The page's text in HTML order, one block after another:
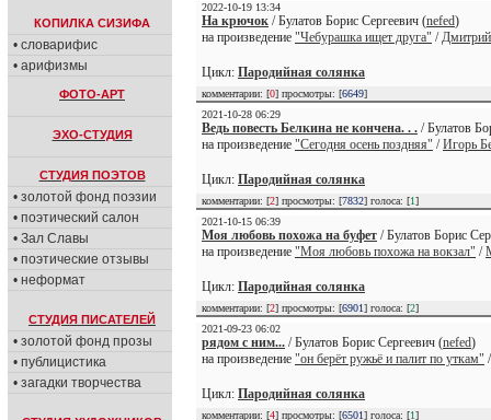
КОПИЛКА СИЗИФА
• словарифис
• арифизмы
ФОТО-АРТ
ЭХО-СТУДИЯ
СТУДИЯ ПОЭТОВ
• золотой фонд поэзии
• поэтический салон
• Зал Славы
• поэтические отзывы
• неформат
СТУДИЯ ПИСАТЕЛЕЙ
• золотой фонд прозы
• публицистика
• загадки творчества
2022-10-19 13:34
На крючок / Булатов Борис Сергеевич (nefed)
на произведение "Чебурашка ищет друга" /
Цикл: Пародийная солянка
комментарии: [0] просмотры: [6649]
2021-10-28 06:29
Ведь повесть Белкина не кончена. . . / Булатов
на произведение "Сегодня осень поздняя" /Игорь
Цикл: Пародийная солянка
комментарии: [2] просмотры: [7832] голоса: [1]
2021-10-15 06:39
Моя любовь похожа на буфет / Булатов Борис
на произведение "Моя любовь похожа на вокзал" /
Цикл: Пародийная солянка
комментарии: [2] просмотры: [6901] голоса: [2]
2021-09-23 06:02
рядом с ним... / Булатов Борис Сергеевич (nefed)
на произведение "он берёт ружьё и палит по уткам"
Цикл: Пародийная солянка
комментарии: [4] просмотры: [6501] голоса: [1]